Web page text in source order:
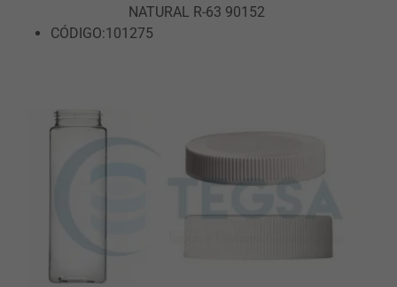
NATURAL R-63 90152
CÓDIGO:101275